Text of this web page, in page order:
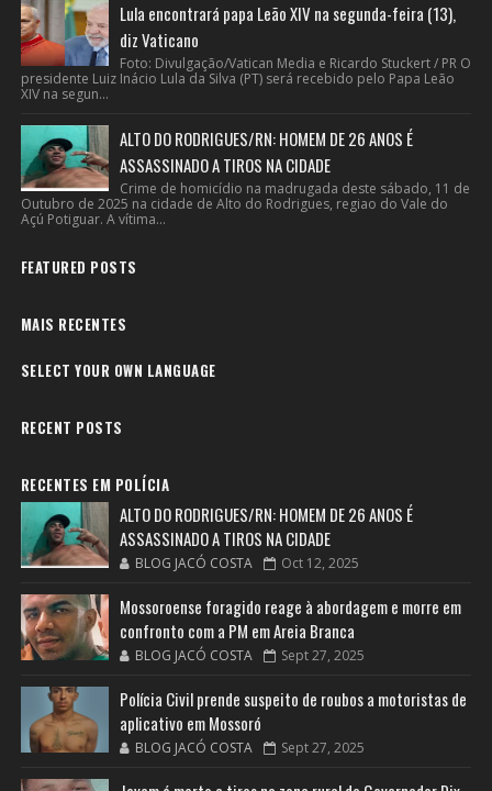
Lula encontrará papa Leão XIV na segunda-feira (13),
diz Vaticano
Foto: Divulgação/Vatican Media e Ricardo Stuckert / PR O
presidente Luiz Inácio Lula da Silva (PT) será recebido pelo Papa Leão
XIV na segun...
ALTO DO RODRIGUES/RN: HOMEM DE 26 ANOS É
ASSASSINADO A TIROS NA CIDADE
Crime de homicídio na madrugada deste sábado, 11 de
Outubro de 2025 na cidade de Alto do Rodrigues, regiao do Vale do
Açú Potiguar. A vítima...
FEATURED POSTS
MAIS RECENTES
SELECT YOUR OWN LANGUAGE
RECENT POSTS
RECENTES EM POLÍCIA
ALTO DO RODRIGUES/RN: HOMEM DE 26 ANOS É
ASSASSINADO A TIROS NA CIDADE
BLOG JACÓ COSTA Oct 12, 2025
Mossoroense foragido reage à abordagem e morre em
confronto com a PM em Areia Branca
BLOG JACÓ COSTA Sept 27, 2025
Polícia Civil prende suspeito de roubos a motoristas de
aplicativo em Mossoró
BLOG JACÓ COSTA Sept 27, 2025